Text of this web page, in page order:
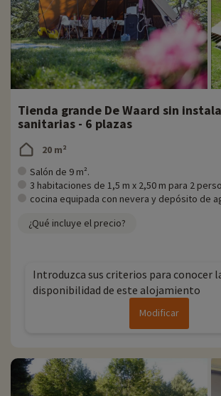
Para obtener información precisa sobre las
situ (fechas de apertura, edades de los clubes,
paquetes para bebés, etc.), haga clic aquí.
No hay nada como un chapuzón en la piscina
caluroso día de verano. Los más pequeños
piscina infantil con total seguridad.
Y eso no es todo: los niños pueden divertirse en
equipada con areneros, columpios y toboganes.
deporte favorito en el campo polideportivo y
elásticas.
Una noche a la semana, en verano, se organiza
las familias. Para los niños, es la ocasión de asar
El restaurante
Descubrir la región y las actividades en
En los alrededores del camping encontrará
senderismo y bicicleta de montaña. Los
km.
A menos de 30 minutos, encontrará en toda la
Tienda grande De Waard sin
sanitarias - 6 plazas
20 m²
Salón de 9 m².
3 habitaciones de 1,5 m x 2,50 m para 2
cocina equipada con nevera y depósito de
¿Qué incluye el precio?
Introduzca sus criterios para conocer
disponibilidad de este alojamiento
Modificar